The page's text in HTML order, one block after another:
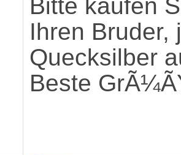
Bitte kaufen
Ihren Bruder,
Quecksilber
Beste